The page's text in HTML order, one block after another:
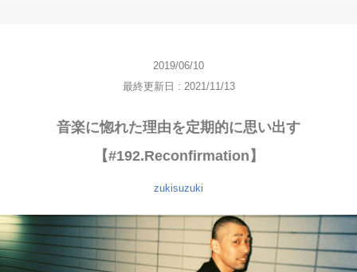
2019/06/10
最終更新日 : 2021/11/13
音楽に惚れた理由を定期的に思い出す
【#192.Reconfirmation】
zukisuzuki